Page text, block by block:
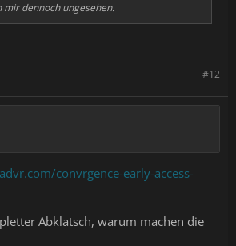
mir dennoch ungesehen.
#12
convrgence-early-access-
Abklatsch, warum machen die